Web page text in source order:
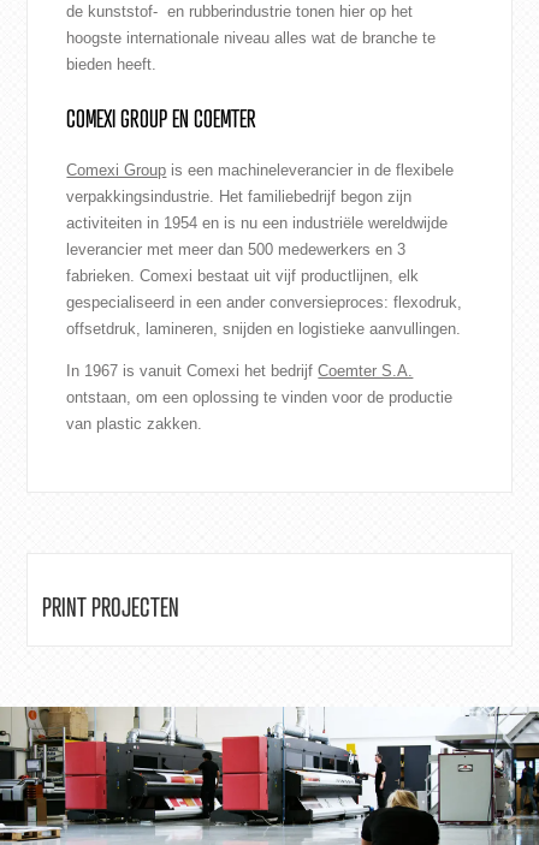
de kunststof- en rubberindustrie tonen hier op het
hoogste internationale niveau alles wat de branche te
bieden heeft.
COMEXI GROUP EN COEMTER
Comexi Group is een machineleverancier in de flexibele
verpakkingsindustrie. Het familiebedrijf begon zijn
activiteiten in 1954 en is nu een industriële wereldwijde
leverancier met meer dan 500 medewerkers en 3
fabrieken. Comexi bestaat uit vijf productlijnen, elk
gespecialiseerd in een ander conversieproces: flexodruk,
offsetdruk, lamineren, snijden en logistieke aanvullingen.
In 1967 is vanuit Comexi het bedrijfCoemter S.A.
ontstaan, om een oplossing te vinden voor de productie
van plastic zakken.
PRINT PROJECTEN